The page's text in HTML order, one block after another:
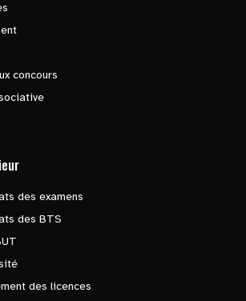
concours
des examens
des BTS
des licences